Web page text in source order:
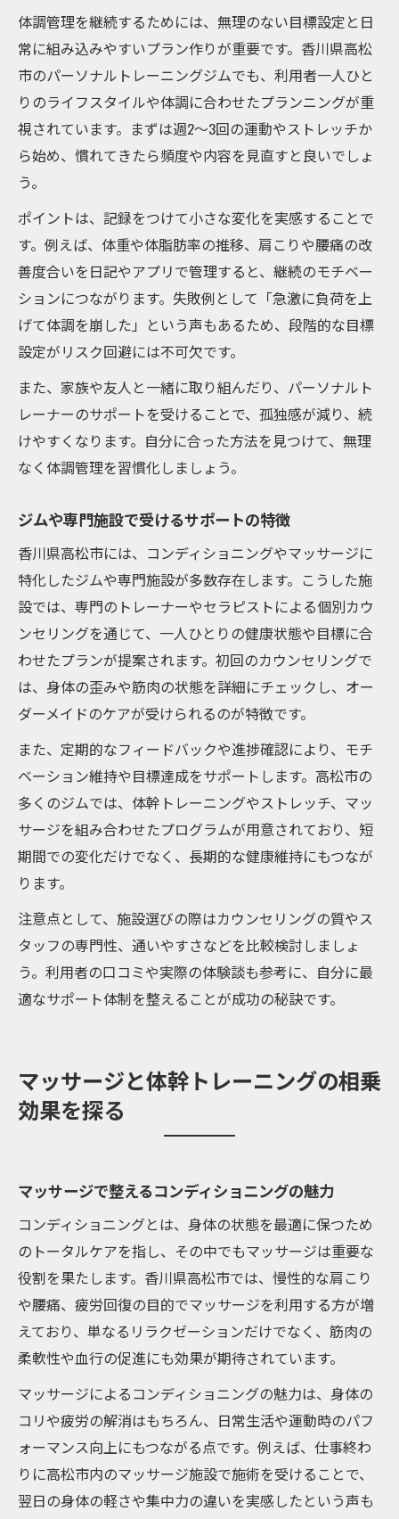
体調管理を継続するためには、無理のない目標設定と日
常に組み込みやすいプラン作りが重要です。香川県高松
市のパーソナルトレーニングジムでも、利用者一人ひと
りのライフスタイルや体調に合わせたプランニングが重
視されています。まずは週2～3回の運動やストレッチか
ら始め、慣れてきたら頻度や内容を見直すと良いでしょ
う。
ポイントは、記録をつけて小さな変化を実感することで
す。例えば、体重や体脂肪率の推移、肩こりや腰痛の改
善度合いを日記やアプリで管理すると、継続のモチベー
ションにつながります。失敗例として「急激に負荷を上
げて体調を崩した」という声もあるため、段階的な目標
設定がリスク回避には不可欠です。
また、家族や友人と一緒に取り組んだり、パーソナルト
レーナーのサポートを受けることで、孤独感が減り、続
けやすくなります。自分に合った方法を見つけて、無理
なく体調管理を習慣化しましょう。
ジムや専門施設で受けるサポートの特徴
香川県高松市には、コンディショニングやマッサージに
特化したジムや専門施設が多数存在します。こうした施
設では、専門のトレーナーやセラピストによる個別カウ
ンセリングを通じて、一人ひとりの健康状態や目標に合
わせたプランが提案されます。初回のカウンセリングで
は、身体の歪みや筋肉の状態を詳細にチェックし、オー
ダーメイドのケアが受けられるのが特徴です。
また、定期的なフィードバックや進捗確認により、モチ
ベーション維持や目標達成をサポートします。高松市の
多くのジムでは、体幹トレーニングやストレッチ、マッ
サージを組み合わせたプログラムが用意されており、短
期間での変化だけでなく、長期的な健康維持にもつなが
ります。
注意点として、施設選びの際はカウンセリングの質やス
タッフの専門性、通いやすさなどを比較検討しましょ
う。利用者の口コミや実際の体験談も参考に、自分に最
適なサポート体制を整えることが成功の秘訣です。
マッサージと体幹トレーニングの相乗
効果を探る
マッサージで整えるコンディショニングの魅力
コンディショニングとは、身体の状態を最適に保つため
のトータルケアを指し、その中でもマッサージは重要な
役割を果たします。香川県高松市では、慢性的な肩こり
や腰痛、疲労回復の目的でマッサージを利用する方が増
えており、単なるリラクゼーションだけでなく、筋肉の
柔軟性や血行の促進にも効果が期待されています。
マッサージによるコンディショニングの魅力は、身体の
コリや疲労の解消はもちろん、日常生活や運動時のパフ
ォーマンス向上にもつながる点です。例えば、仕事終わ
りに高松市内のマッサージ施設で施術を受けることで、
翌日の身体の軽さや集中力の違いを実感したという声も